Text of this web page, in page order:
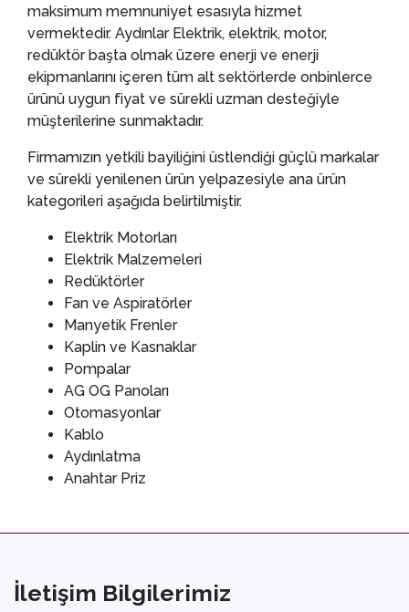
maksimum memnuniyet esasıyla hizmet
vermektedir. Aydınlar Elektrik, elektrik, motor,
redüktör başta olmak üzere enerji ve enerji
ekipmanlarını içeren tüm alt sektörlerde onbinlerce
ürünü uygun fiyat ve sürekli uzman desteğiyle
müşterilerine sunmaktadır.
Firmamızın yetkili bayiliğini üstlendiği güçlü markalar
ve sürekli yenilenen ürün yelpazesiyle ana ürün
kategorileri aşağıda belirtilmiştir.
Elektrik Motorları
Elektrik Malzemeleri
Redüktörler
Fan ve Aspiratörler
Manyetik Frenler
Kaplin ve Kasnaklar
Pompalar
AG OG Panoları
Otomasyonlar
Kablo
Aydınlatma
Anahtar Priz
İletişim Bilgilerimiz